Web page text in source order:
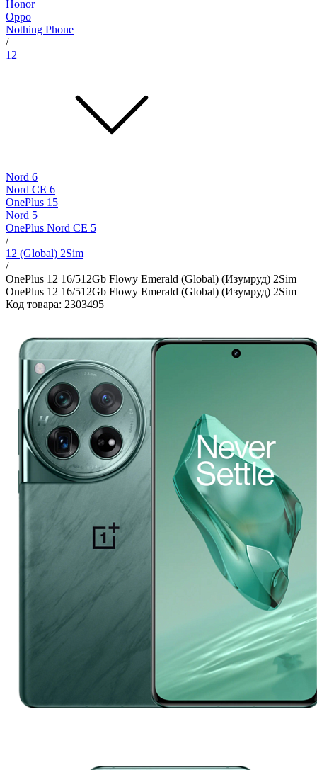
Honor
Oppo
Nothing Phone
/
12
Nord 6
Nord CE 6
OnePlus 15
Nord 5
OnePlus Nord CE 5
/
12 (Global) 2Sim
/
OnePlus 12 16/512Gb Flowy Emerald (Global) (Изумруд) 2Sim
OnePlus 12 16/512Gb Flowy Emerald (Global) (Изумруд) 2Sim
Код товара: 2303495